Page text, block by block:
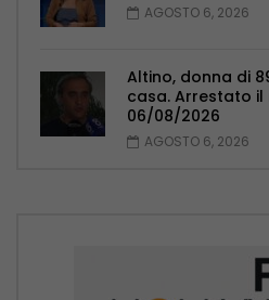
AGOSTO 6, 2026
Altino, donna di
casa. Arrestato il
06/08/2026
AGOSTO 6, 2026